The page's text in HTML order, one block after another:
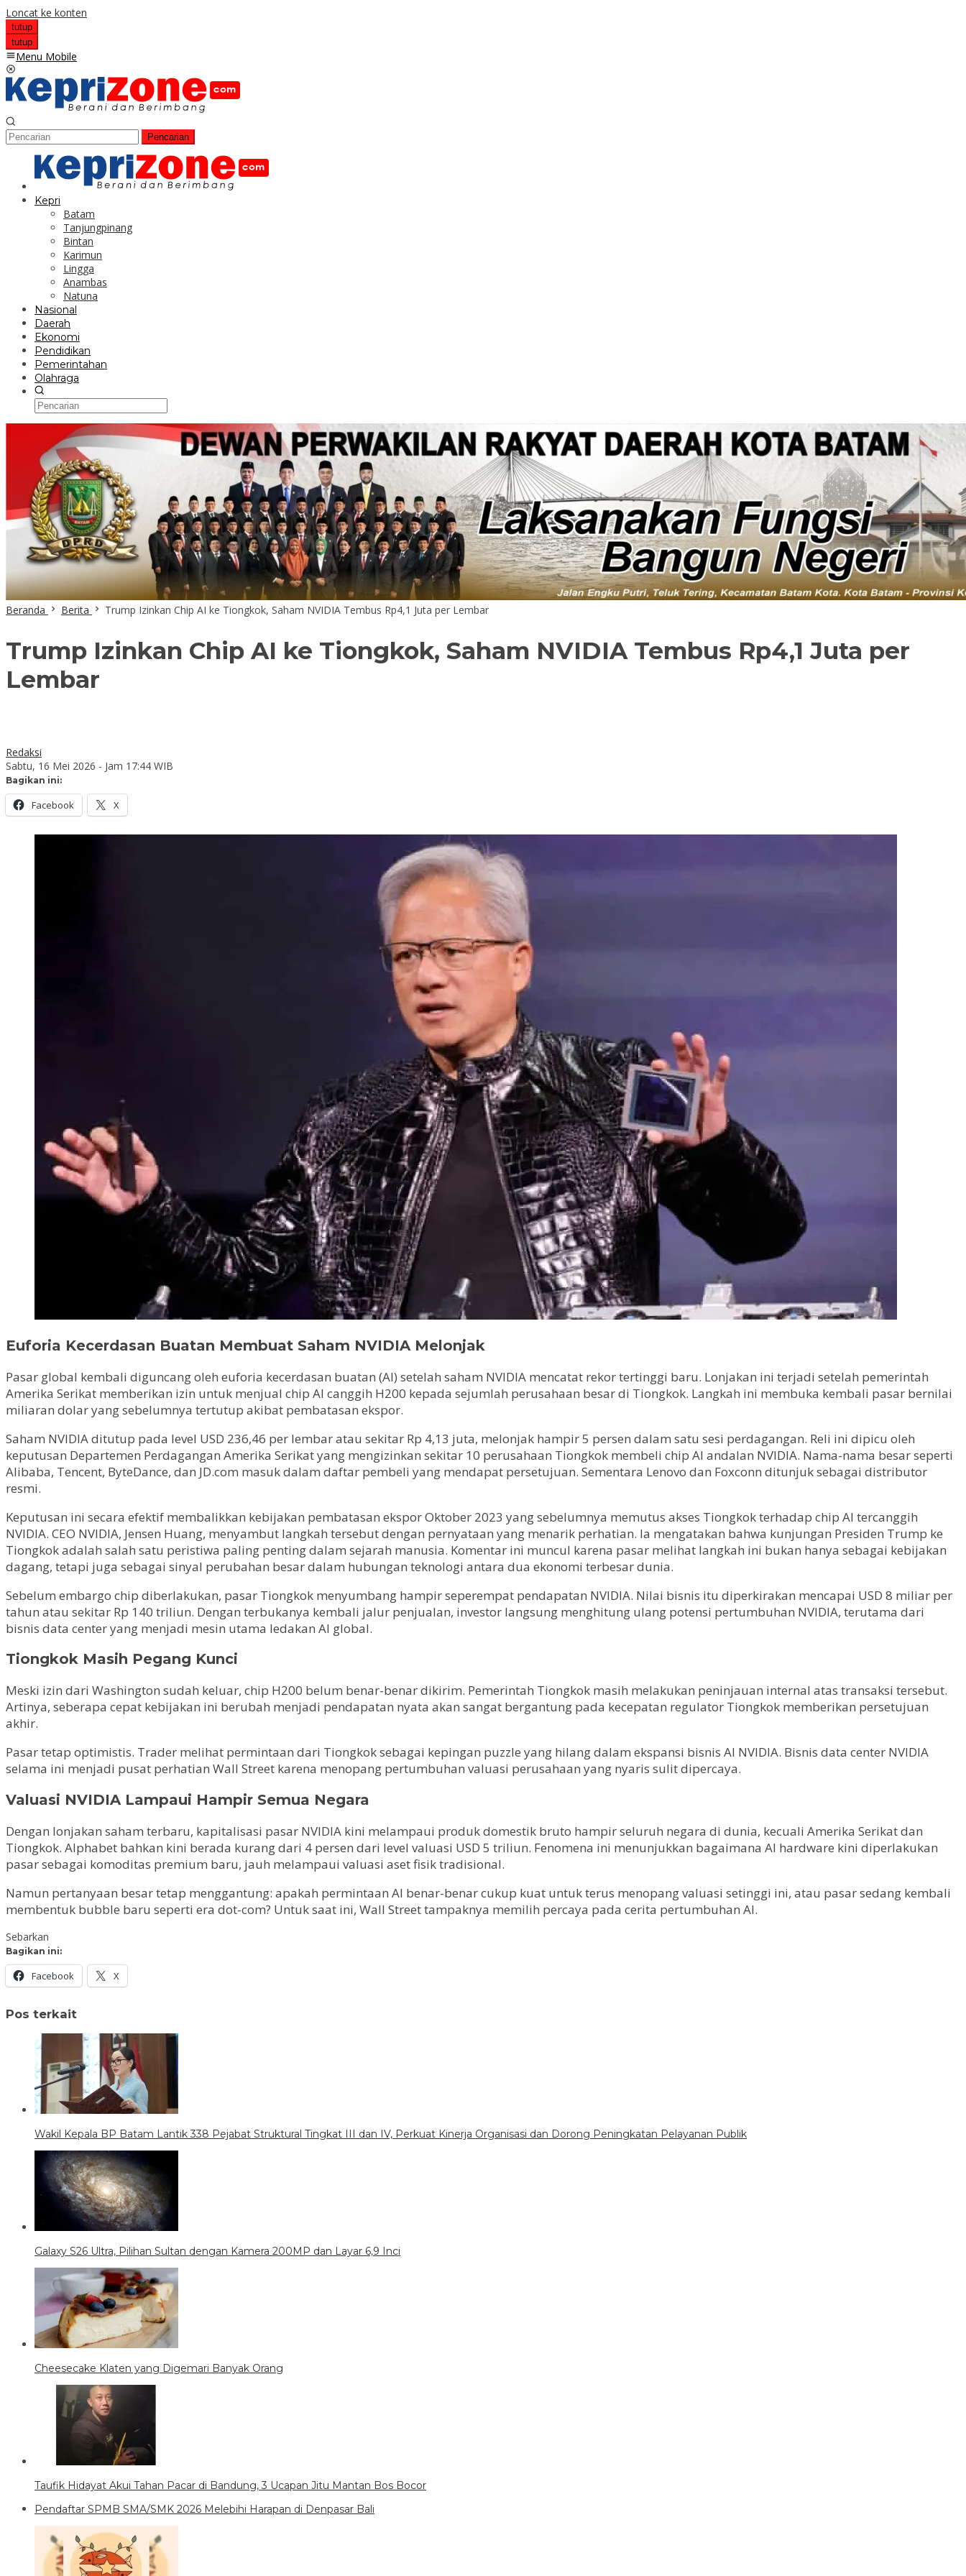
Loncat ke konten
tutup
tutup
Menu Mobile
Pencarian
Kepri
Batam
Tanjungpinang
Bintan
Karimun
Lingga
Anambas
Natuna
Nasional
Daerah
Ekonomi
Pendidikan
Pemerintahan
Olahraga
Beranda Berita Trump Izinkan Chip AI ke Tiongkok, Saham NVIDIA Tembus Rp4,1 Juta per Lembar
Trump Izinkan Chip AI ke Tiongkok, Saham NVIDIA Tembus Rp4,1 Juta per
Lembar
Redaksi
Sabtu, 16 Mei 2026 - Jam 17:44 WIB
Bagikan ini:
Facebook X
Euforia Kecerdasan Buatan Membuat Saham NVIDIA Melonjak
Pasar global kembali diguncang oleh euforia kecerdasan buatan (AI) setelah saham NVIDIA mencatat rekor tertinggi baru. Lonjakan ini terjadi setelah pemerintah
Amerika Serikat memberikan izin untuk menjual chip AI canggih H200 kepada sejumlah perusahaan besar di Tiongkok. Langkah ini membuka kembali pasar bernilai
miliaran dolar yang sebelumnya tertutup akibat pembatasan ekspor.
Saham NVIDIA ditutup pada level USD 236,46 per lembar atau sekitar Rp 4,13 juta, melonjak hampir 5 persen dalam satu sesi perdagangan. Reli ini dipicu oleh
keputusan Departemen Perdagangan Amerika Serikat yang mengizinkan sekitar 10 perusahaan Tiongkok membeli chip AI andalan NVIDIA. Nama-nama besar seperti
Alibaba, Tencent, ByteDance, dan JD.com masuk dalam daftar pembeli yang mendapat persetujuan. Sementara Lenovo dan Foxconn ditunjuk sebagai distributor
resmi.
Keputusan ini secara efektif membalikkan kebijakan pembatasan ekspor Oktober 2023 yang sebelumnya memutus akses Tiongkok terhadap chip AI tercanggih
NVIDIA. CEO NVIDIA, Jensen Huang, menyambut langkah tersebut dengan pernyataan yang menarik perhatian. Ia mengatakan bahwa kunjungan Presiden Trump ke
Tiongkok adalah salah satu peristiwa paling penting dalam sejarah manusia. Komentar ini muncul karena pasar melihat langkah ini bukan hanya sebagai kebijakan
dagang, tetapi juga sebagai sinyal perubahan besar dalam hubungan teknologi antara dua ekonomi terbesar dunia.
Sebelum embargo chip diberlakukan, pasar Tiongkok menyumbang hampir seperempat pendapatan NVIDIA. Nilai bisnis itu diperkirakan mencapai USD 8 miliar per
tahun atau sekitar Rp 140 triliun. Dengan terbukanya kembali jalur penjualan, investor langsung menghitung ulang potensi pertumbuhan NVIDIA, terutama dari
bisnis data center yang menjadi mesin utama ledakan AI global.
Tiongkok Masih Pegang Kunci
Meski izin dari Washington sudah keluar, chip H200 belum benar-benar dikirim. Pemerintah Tiongkok masih melakukan peninjauan internal atas transaksi tersebut.
Artinya, seberapa cepat kebijakan ini berubah menjadi pendapatan nyata akan sangat bergantung pada kecepatan regulator Tiongkok memberikan persetujuan
akhir.
Pasar tetap optimistis. Trader melihat permintaan dari Tiongkok sebagai kepingan puzzle yang hilang dalam ekspansi bisnis AI NVIDIA. Bisnis data center NVIDIA
selama ini menjadi pusat perhatian Wall Street karena menopang pertumbuhan valuasi perusahaan yang nyaris sulit dipercaya.
Valuasi NVIDIA Lampaui Hampir Semua Negara
Dengan lonjakan saham terbaru, kapitalisasi pasar NVIDIA kini melampaui produk domestik bruto hampir seluruh negara di dunia, kecuali Amerika Serikat dan
Tiongkok. Alphabet bahkan kini berada kurang dari 4 persen dari level valuasi USD 5 triliun. Fenomena ini menunjukkan bagaimana AI hardware kini diperlakukan
pasar sebagai komoditas premium baru, jauh melampaui valuasi aset fisik tradisional.
Namun pertanyaan besar tetap menggantung: apakah permintaan AI benar-benar cukup kuat untuk terus menopang valuasi setinggi ini, atau pasar sedang kembali
membentuk bubble baru seperti era dot-com? Untuk saat ini, Wall Street tampaknya memilih percaya pada cerita pertumbuhan AI.
Sebarkan
Bagikan ini:
Facebook X
Pos terkait
Wakil Kepala BP Batam Lantik 338 Pejabat Struktural Tingkat III dan IV, Perkuat Kinerja Organisasi dan Dorong Peningkatan Pelayanan Publik
Galaxy S26 Ultra, Pilihan Sultan dengan Kamera 200MP dan Layar 6,9 Inci
Cheesecake Klaten yang Digemari Banyak Orang
Taufik Hidayat Akui Tahan Pacar di Bandung, 3 Ucapan Jitu Mantan Bos Bocor
Pendaftar SPMB SMA/SMK 2026 Melebihi Harapan di Denpasar Bali